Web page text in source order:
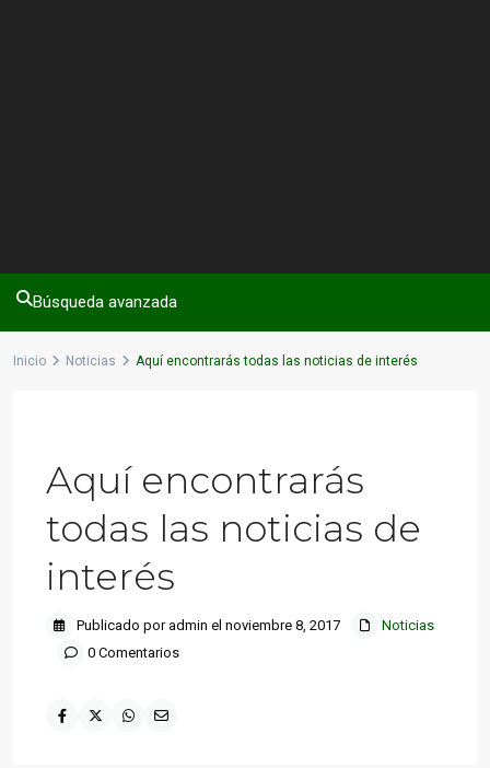
Búsqueda avanzada
Inicio Noticias Aquí encontrarás todas las noticias de interés
Aquí encontrarás
todas las noticias de
interés
Publicado por admin el noviembre 8, 2017
Noticias
0 Comentarios